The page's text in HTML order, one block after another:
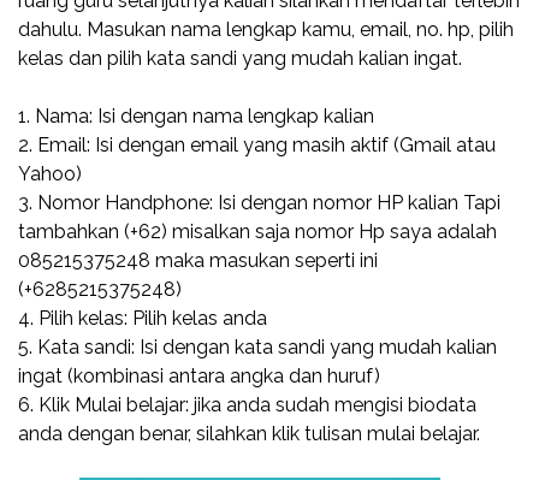
dahulu. Masukan nama lengkap kamu, email, no. hp, pilih
kelas dan pilih kata sandi yang mudah kalian ingat.
1. Nama: Isi dengan nama lengkap kalian
2. Email: Isi dengan email yang masih aktif (Gmail atau
Yahoo)
3. Nomor Handphone: Isi dengan nomor HP kalian Tapi
tambahkan (+62) misalkan saja nomor Hp saya adalah
085215375248 maka masukan seperti ini
(+6285215375248)
4. Pilih kelas: Pilih kelas anda
5. Kata sandi: Isi dengan kata sandi yang mudah kalian
ingat (kombinasi antara angka dan huruf)
6. Klik Mulai belajar: jika anda sudah mengisi biodata
anda dengan benar, silahkan klik tulisan mulai belajar.